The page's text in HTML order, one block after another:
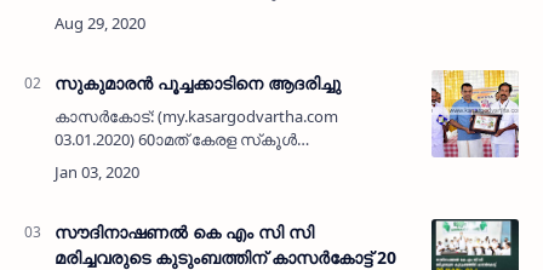
നിര്യാതനായി. അബുദാബി മദീന സായിദിലേ
അൽ ജസീറ ജ്യല്ലറിയിൽ ജോലി ചെയ്…
സുകുമാരന്‍ പൂച്ചക്കാടിനെ ആദരിച്ചു
കാസര്‍കോട്: (my.kasargodvartha.com
03.01.2020) 60ാമത് കേരള സ്‌കൂള്‍
കലോത്സവത്തില്‍ പബ്ലിസിറ്റി വൈസ്
ചെയര്‍മാന്‍ എന്ന നിലയില്‍ ചുക്കാന്‍ പിടിച്ച
സൗദിനാഷണല്‍ കെ എം സി സി
മരിച്ചവരുടെ കുടുംബത്തിന് കാസർകോട്ട് 20